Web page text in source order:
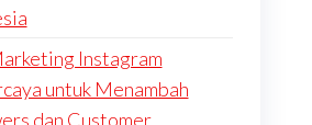
Instagram
untuk Menambah
dan Customer